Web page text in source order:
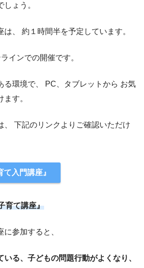
しょう。
、 約１時間半を予定しています。
インでの開催です。
る環境で、 PC、タブレットから お気
す。
、 下記のリンクよりご確認いただけ
て入門講座 』
育て講座』
に参加すると、
る、子どもの問題行動がよくなり、